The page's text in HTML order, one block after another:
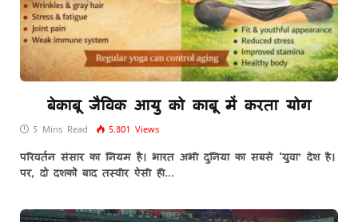
बेकाबू जैविक आयु को काबू में करता योग
5 Mins Read 5,801 Views
परिवर्तन संसार का नियम है। भारत अभी दुनिया का सबसे ‘युवा’ देश है।
पर, दो दशकों बाद तस्वीर ऐसी ही…